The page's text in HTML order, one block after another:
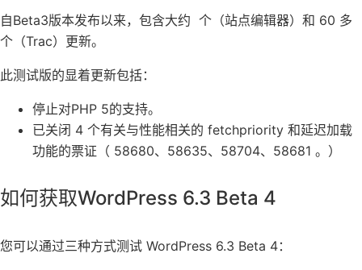
自Beta3版本发布以来，包含大约 个（站点编辑器）和 60 多
个（Trac）更新。
此测试版的显着更新包括：
停止对PHP 5的支持。
已关闭 4 个有关与性能相关的 fetchpriority 和延迟加载
功能的票证（ 58680、58635、58704、58681 。）
如何获取WordPress 6.3 Beta 4
您可以通过三种方式测试 WordPress 6.3 Beta 4：